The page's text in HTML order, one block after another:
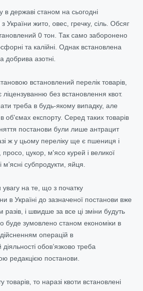
в державі станом на сьогодні
України жито, овес, гречку, сіль. Обсяг
0 тон. Так само заборонено
та калійні. Однак встановлена
добрива азотні.
встановлений перелік товарів,
ліцензуванню без встановлення квот.
треба в будь-якому випадку, але
об'ємах експорту. Серед таких товарів
постанови були лише антрацит
ж у цьому переліку ще є пшениця і
цукор, м'ясо курей і великої
м’ясні субпродукти, яйця.
на те, що з початку
в Україні до зазначеної постанови вже
разів, і швидше за все ці зміни будуть
буде зумовлено станом економіки в
операцій в
обов’язково треба
редакцією постанови.
товарів, то наразі квоти встановлені